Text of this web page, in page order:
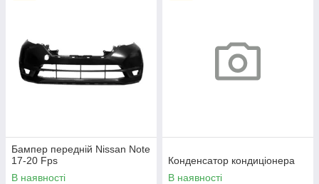
Бампер передній Nissan Note
17-20 Fps
В наявності
Конденсатор кондиціонера
В наявності